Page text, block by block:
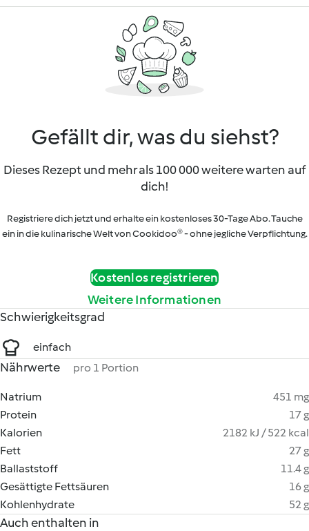
Gefällt dir, was du siehst?
Dieses Rezept und mehr als 100 000 weitere warten auf
dich!
Registriere dich jetzt und erhalte ein kostenloses 30-Tage Abo. Tauche
ein in die kulinarische Welt von Cookidoo® - ohne jegliche Verpflichtung.
Kostenlos registrieren
Weitere Informationen
Schwierigkeitsgrad
einfach
Nährwerte pro 1 Portion
Natrium
451 mg
Protein
17 g
Kalorien
2182 kJ / 522 kcal
Fett
27 g
Ballaststoff
11.4 g
Gesättigte Fettsäuren
16 g
Kohlenhydrate
52 g
Auch enthalten in